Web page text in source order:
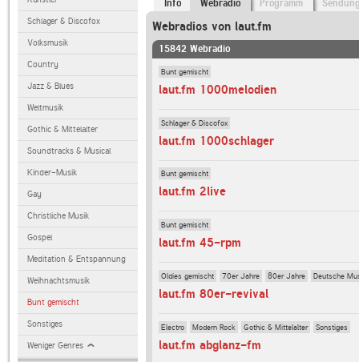
Schlager & Discofox
Volksmusik
Country
Jazz & Blues
Weltmusik
Gothic & Mittelalter
Soundtracks & Musical
Kinder-Musik
Gay
Christliche Musik
Gospel
Meditation & Entspannung
Weihnachtsmusik
Bunt gemischt
Sonstiges
Weniger Genres
Info Webradio Programm
Webradios von laut.fm
15842 Webradio
Bunt gemischt
laut.fm 1000melodien
Schlager & Discofox
laut.fm 1000schlager
Bunt gemischt
laut.fm 2live
Bunt gemischt
laut.fm 45-rpm
Oldies gemischt 70er Jahre 80er Jahre Deutsche
laut.fm 80er-revival
Electro Modern Rock Gothic & Mittelalter Sonstiges
laut.fm abglanz-fm